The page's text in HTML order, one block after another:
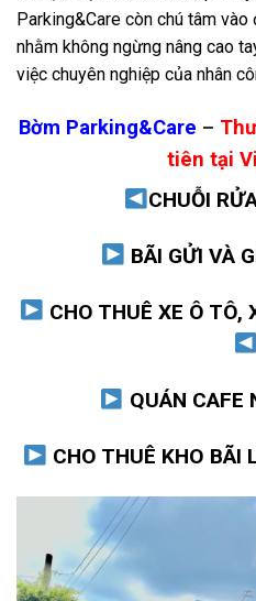
Parking&Care còn chú tâm
nhằm không ngừng nâng cao
việc chuyên nghiệp của nhân
Bờm Parking&Care –
tiên tại
CHUỖI
BÃI GỬI VÀ
CHO THUÊ XE Ô TÔ,
QUÁN CAFE
CHO THUÊ KHO BÃI